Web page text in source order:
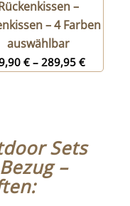
–
– 4 Farben
auswählbar
€– 289,95 €
Sets
–